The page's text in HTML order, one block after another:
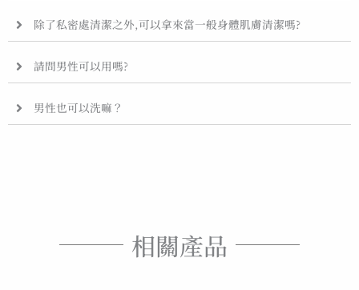
除了私密處清潔之外,可以拿來當一般身體肌膚清潔嗎?
請問男性可以用嗎?
男性也可以洗嘛？
相關產品